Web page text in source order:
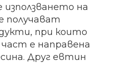
използването на
получават
при които
е направена
Друг евтин